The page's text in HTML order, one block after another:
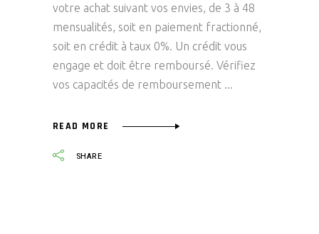
votre achat suivant vos envies, de 3 à 48
mensualités, soit en paiement fractionné,
soit en crédit à taux 0%. Un crédit vous
engage et doit être remboursé. Vérifiez
vos capacités de remboursement
READ MORE
SHARE